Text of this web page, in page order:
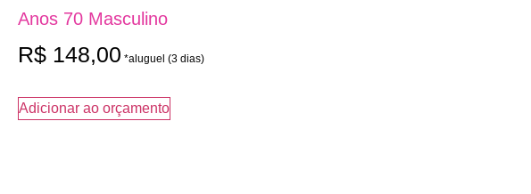
Anos 70 Masculino
R$ 148,00
Adicionar ao orçamento